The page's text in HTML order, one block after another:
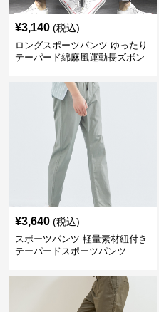
¥3,140 (税込)
ロングスポーツパンツ ゆったり
テーパード綿麻風運動長ズボン
¥3,640 (税込)
スポーツパンツ 軽量素材紐付き
テーパードスポーツパンツ